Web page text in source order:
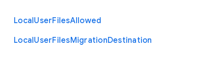
LocalUserFilesAllowed
LocalUserFilesMigrationDestination